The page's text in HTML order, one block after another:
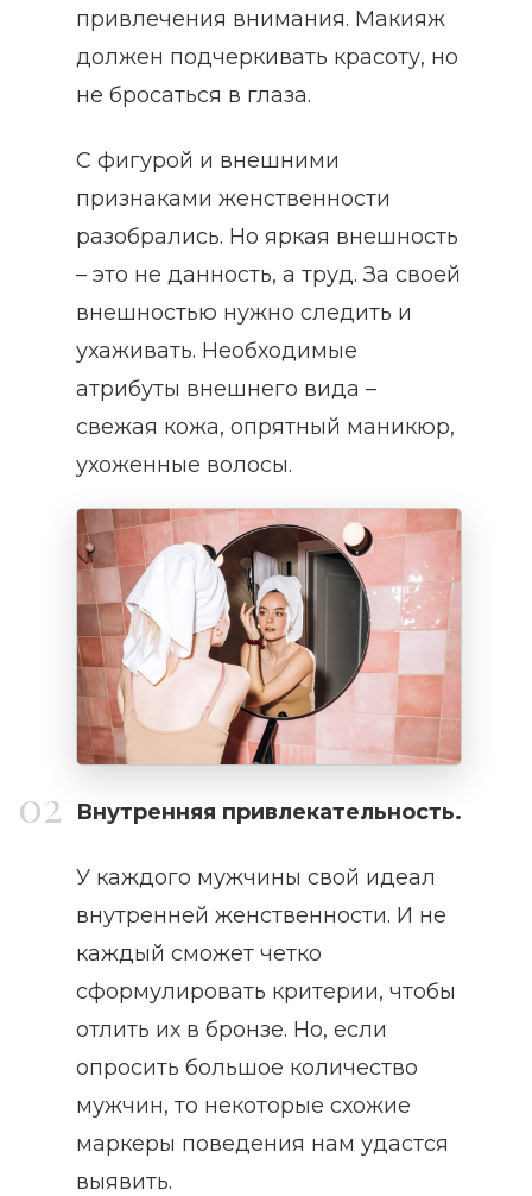
привлечения внимания. Макияж
должен подчеркивать красоту, но
не бросаться в глаза.
С фигурой и внешними
признаками женственности
разобрались. Но яркая внешность
– это не данность, а труд. За своей
внешностью нужно следить и
ухаживать. Необходимые
атрибуты внешнего вида –
свежая кожа, опрятный маникюр,
ухоженные волосы.
Внутренняя привлекательность.
У каждого мужчины свой идеал
внутренней женственности. И не
каждый сможет четко
сформулировать критерии, чтобы
отлить их в бронзе. Но, если
опросить большое количество
мужчин, то некоторые схожие
маркеры поведения нам удастся
выявить.